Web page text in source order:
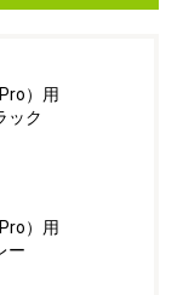
）用
ック
）用
ー